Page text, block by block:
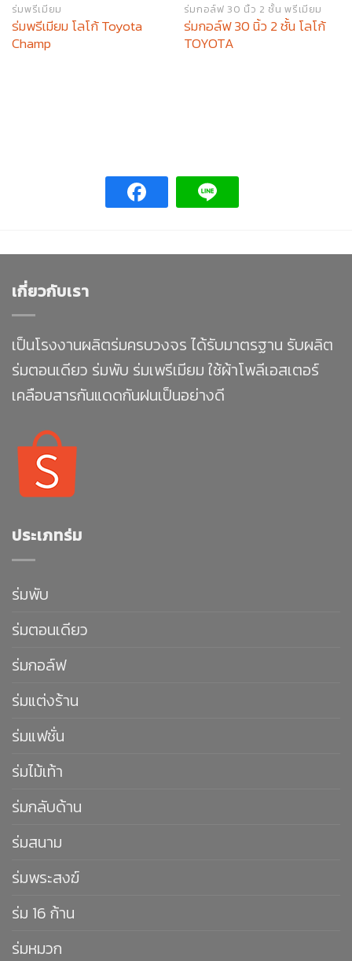
ร่มพรีเมียม
ร่มพรีเมียม โลโก้ Toyota
Champ
ร่มกอล์ฟ 30 นิ้ว 2 ชั้น พรีเมียม
ร่มกอล์ฟ 30 นิ้ว 2 ชั้น โลโก้
TOYOTA
เกี่ยวกับเรา
เป็นโรงงานผลิตร่มครบวงจร ได้รับมาตรฐาน รับผลิต
ร่มตอนเดียว ร่มพับ ร่มเพรีเมียม ใช้ผ้าโพลีเอสเตอร์
เคลือบสารกันแดดกันฝนเป็นอย่างดี
ประเภทร่ม
ร่มพับ
ร่มตอนเดียว
ร่มกอล์ฟ
ร่มแต่งร้าน
ร่มแฟชั่น
ร่มไม้เท้า
ร่มกลับด้าน
ร่มสนาม
ร่มพระสงฆ์
ร่ม 16 ก้าน
ร่มหมวก